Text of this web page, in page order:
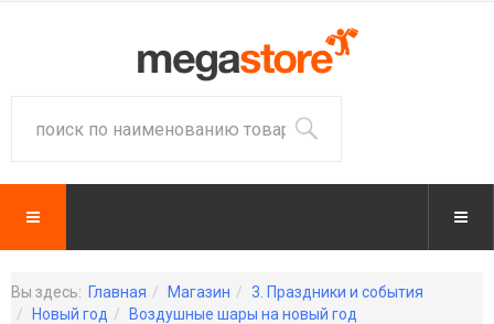
Вы здесь: Главная Магазин
3. Праздники и события
Новый год
Воздушные шары на новый год